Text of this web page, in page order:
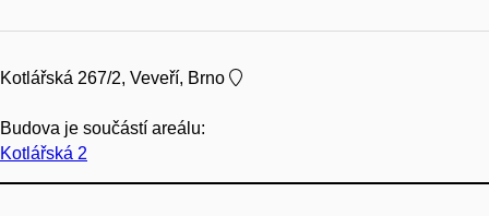
Kotlářská 267/2, Veveří, Brno
Budova je součástí areálu:
Kotlářská 2